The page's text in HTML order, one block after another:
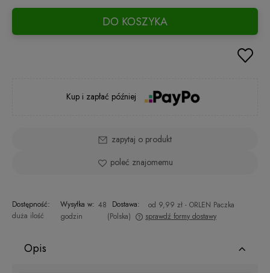
DO KOSZYKA
Kup i zapłać później
zapytaj o produkt
poleć znajomemu
Dostępność:
duża ilość
Wysyłka w: 48
godzin
Dostawa: od 9,99 zł - ORLEN Paczka
(Polska)
sprawdź formy dostawy
Opis